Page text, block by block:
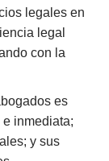
legales en
legal
con la
es
inmediata;
y sus